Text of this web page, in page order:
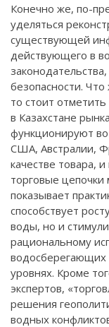
Конечно же, по-
уделяться
существующей
действующего в
безопасности.
то стоит
в Казахстане
функционируют
США, Австралии,
качестве товара,
торговые
показывает
способствует
воды, но и
рациональному
водосберегающих
уровнях. Кроме
экспертов,
решения
водных